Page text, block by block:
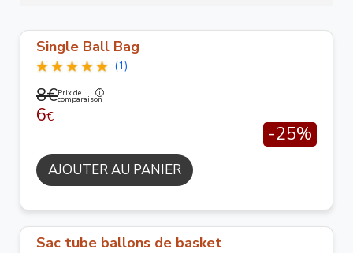
Single Ball Bag
(1)
8€Prix de
comparaison
6€
-25%
AJOUTER AU PANIER
Sac tube ballons de basket